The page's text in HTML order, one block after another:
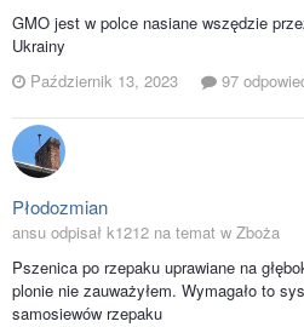
GMO jest w polce nasiane wszędzie
Ukrainy
Październik 13, 2023
97
Płodozmian
ansu odpisał k1212 na temat w Zboża
Pszenica po rzepaku uprawiane na
plonie nie zauważyłem. Wymagało to
samosiewów rzepaku